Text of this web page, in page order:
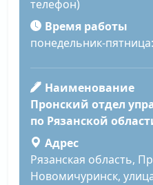
телефон)
Время работы
понедельник-
Наименование
Пронский отдел
по Рязанской
Адрес
Рязанская область,
Новомичуринск,